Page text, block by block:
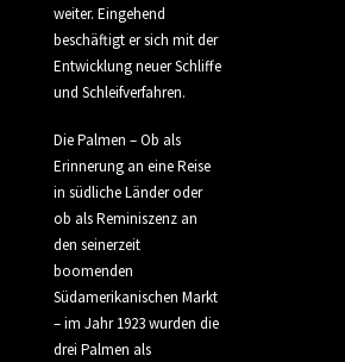
weiter. Eingehend
beschäftigt er sich mit der
Entwicklung neuer Schliffe
und Schleifverfahren.
Die Palmen – Ob als
Erinnerung an eine Reise
in südliche Länder oder
ob als Reminiszenz an
den seinerzeit
boomenden
Südamerikanischen Markt
– im Jahr 1923 wurden die
drei Palmen als